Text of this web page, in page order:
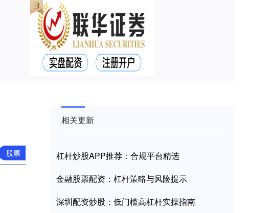
股票
相关更新
杠杆炒股APP推荐：合规平台精选
金融股票配资：杠杆策略与风险提示
深圳配资炒股：低门槛高杠杆实操指南